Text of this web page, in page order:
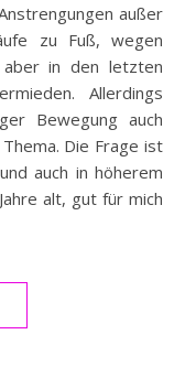
außer
zu Fuß, wegen
in den letzten
Allerdings
Bewegung auch
Die Frage ist
auch in höherem
alt, gut für mich